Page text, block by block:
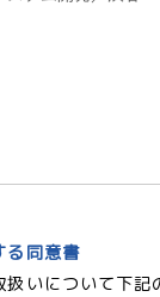
る同意書
扱いについて下記